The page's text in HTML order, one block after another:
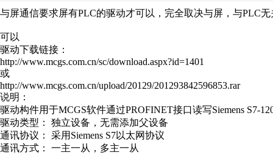
与屏通信要求屏有PLC的驱动才可以，完全取决与屏，与PLC
可以
驱动下载链接：
http://www.mcgs.com.cn/sc/download.aspx?id=1401
或
http://www.mcgs.com.cn/upload/20129/201293842596853.rar
说明：
驱动构件用于MCGS软件通过PROFINET接口读写Siemens S7-
驱动类型： 独立设备，无需添加父设备
通讯协议： 采用Siemens S7以太网协议
通讯方式： 一主一从，多主一从